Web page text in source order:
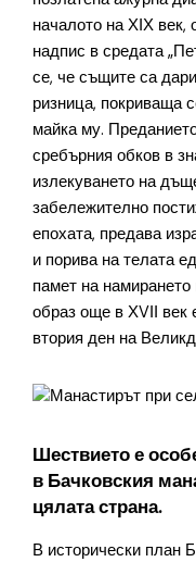
началото на ХІХ
надпис в средата
се, че същите са
ризница, покриваща
майка му.
сребърния обков в
излекуването на
забележително
епохата, предава
и порива на телата
памет на
образ още в ХVІІ
втория ден на
Шествието е
в Бачковския
цялата страна.
В исторически план